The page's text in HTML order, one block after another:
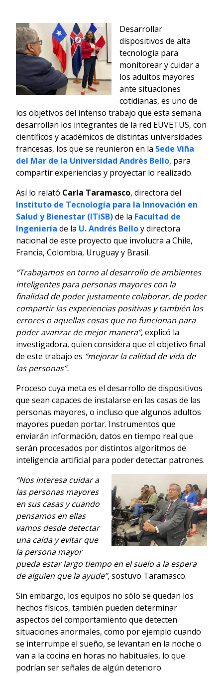
Desarrollar
dispositivos de alta
tecnología para
monitorear y cuidar a
los adultos mayores
ante situaciones
cotidianas, es uno de
los objetivos del intenso trabajo que esta semana
desarrollan los integrantes de la red EUVETUS, con
científicos y académicos de distintas universidades
francesas, los que se reunieron en la Sede Viña
del Mar de la Universidad Andrés Bello, para
compartir experiencias y proyectar lo realizado.
Así lo relató Carla Taramasco, directora del
Instituto de Tecnología para la Innovación en
Salud y Bienestar (ITiSB)de la Facultad de
Ingeniería de la U. Andrés Belloy directora
nacional de este proyecto que involucra a Chile,
Francia, Colombia, Uruguay y Brasil.
“Trabajamos en torno al desarrollo de ambientes
inteligentes para personas mayores con la
finalidad de poder justamente colaborar, de poder
compartir las experiencias positivas y también los
errores o aquellas cosas que no funcionan para
poder avanzar de mejor manera”, explicó la
investigadora, quien considera que el objetivo final
de este trabajo es “mejorar la calidad de vida de
las personas”.
Proceso cuya meta es el desarrollo de dispositivos
que sean capaces de instalarse en las casas de las
personas mayores, o incluso que algunos adultos
mayores puedan portar. Instrumentos que
enviarán información, datos en tiempo real que
serán procesados por distintos algoritmos de
inteligencia artificial para poder detectar patrones.
“Nos interesa cuidar a
las personas mayores
en sus casas y cuando
pensamos en ellas
vamos desde detectar
una caída y evitar que
la persona mayor
pueda estar largo tiempo en el suelo a la espera
de alguien que la ayude”, sostuvo Taramasco.
Sin embargo, los equipos no sólo se quedan los
hechos físicos, también pueden determinar
aspectos del comportamiento que detecten
situaciones anormales, como por ejemplo cuando
se interrumpe el sueño, se levantan en la noche o
van a la cocina en horas no habituales, lo que
podrían ser señales de algún deterioro